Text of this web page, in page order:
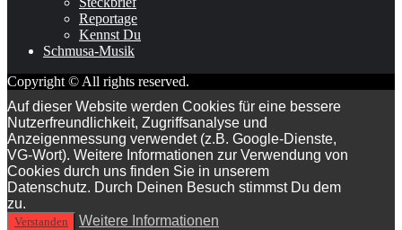
Reportage
Kennst Du
Schmusa-Musik
Copyright © All rights reserved.
Auf dieser Website werden Cookies für eine bessere
Nutzerfreundlichkeit, Zugriffsanalyse und
Anzeigenmessung verwendet (z.B. Google-Dienste,
VG-Wort). Weitere Informationen zur Verwendung von
Cookies durch uns finden Sie in unserem
Datenschutz. Durch Deinen Besuch stimmst Du dem
zu.
Verstanden Weitere Informationen